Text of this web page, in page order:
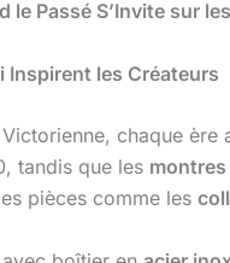
le Passé S’Invite sur
Inspirent les Créateurs
chaque
tandis que les montres
pièces comme les